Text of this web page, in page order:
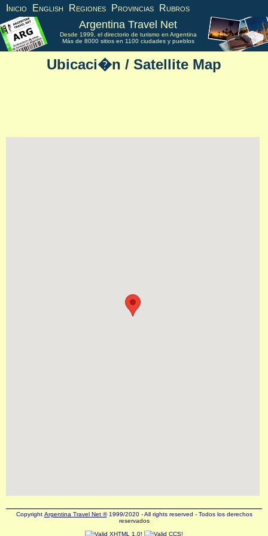
Inicio English Regiones Provincias Rubros
Argentina Travel Net
Desde 1999, el directorio de turismo en Argentina
Más de 8000 sitios en 1100 ciudades y pueblos
Ubicaci�n / Satellite Map
Copyright Argentina Travel Net ®1999/2020 - All rights reserved - Todos los derechos
reservados